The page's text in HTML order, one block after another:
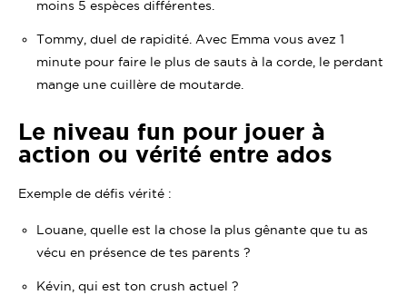
moins 5 espèces différentes.
Tommy, duel de rapidité. Avec Emma vous avez 1
minute pour faire le plus de sauts à la corde, le perdant
mange une cuillère de moutarde.
Le niveau fun pour jouer à
action ou vérité entre ados
Exemple de défis vérité :
Louane, quelle est la chose la plus gênante que tu as
vécu en présence de tes parents ?
Kévin, qui est ton crush actuel ?